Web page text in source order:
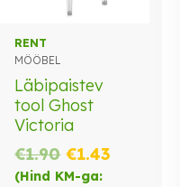
RENT
MÖÖBEL
Läbipaistev
tool Ghost
Victoria
€1.90 Algne
hind
€1.43
(Hind KM-ga: